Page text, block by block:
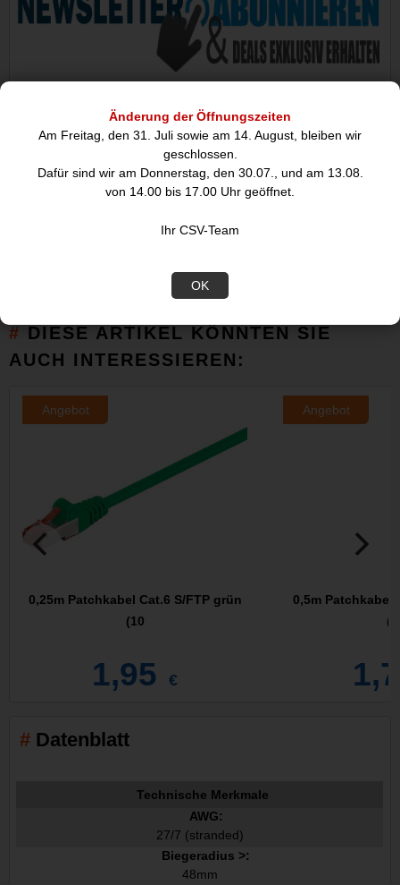
Änderung der Öffnungszeiten
Am Freitag, den 31. Juli sowie am 14. August, bleiben wir
geschlossen.
Dafür sind wir am Donnerstag, den 30.07., und am 13.08.
von 14.00 bis 17.00 Uhr geöffnet.
Ihr CSV-Team
OK
Unsere CAT-Kabel übertragen Signale in maximaler Qualität bei
extremer Geschwindigkeit und sorgen für eine stabile
Verbindung&periodHochwertige Innenleiter&commarobuste
Kabelummantelung und passgenaue Stecker zeichnen unsere
Verbindungskabel und Stecker aus&periodGoobay hat immer
DIESE ARTIKEL KÖNNTEN SIE
AUCH INTERESSIEREN:
Angebot
0,25m Patchkabel Cat.6 S/FTP grün
(10
1,95 €
Angebot
0,5m Patchkabel
Datenblatt
Technische Merkmale
AWG:
27/7 (stranded)
Biegeradius >:
48mm